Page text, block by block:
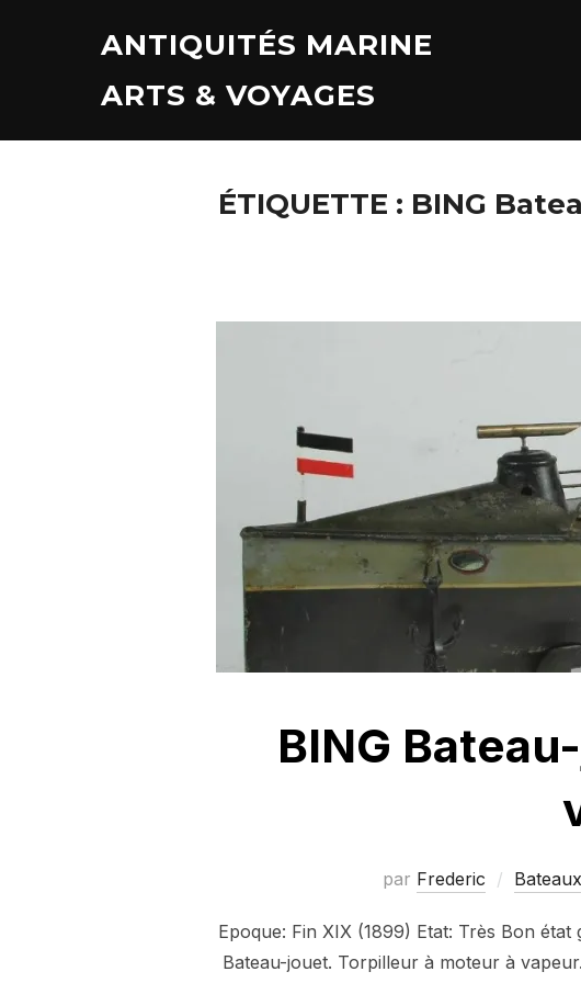
ANTIQUITÉS MARINE
ARTS & VOYAGES
ÉTIQUETTE : BING
BING
par Frederic
Epoque: Fin XIX (1899) Etat: Très Bon
Bateau-jouet. Torpilleur à moteur à